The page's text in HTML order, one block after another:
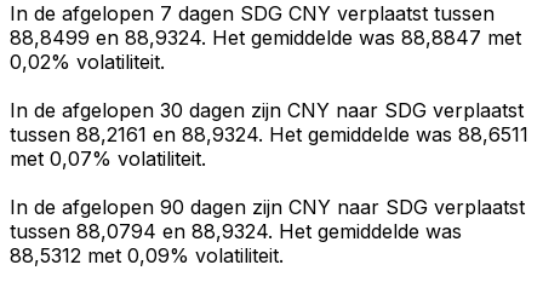
In de afgelopen 7 dagen SDG CNY verplaatst tussen
88,8499 en 88,9324. Het gemiddelde was 88,8847 met
0,02% volatiliteit.
In de afgelopen 30 dagen zijn CNY naar SDG verplaatst
tussen 88,2161 en 88,9324. Het gemiddelde was 88,6511
met 0,07% volatiliteit.
In de afgelopen 90 dagen zijn CNY naar SDG verplaatst
tussen 88,0794 en 88,9324. Het gemiddelde was
88,5312 met 0,09% volatiliteit.